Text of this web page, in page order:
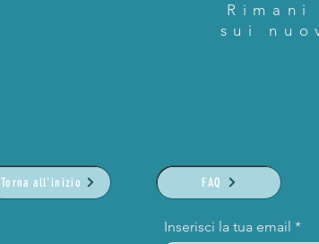
sui
Torna all'inizio FAQ
Inserisci la tua email